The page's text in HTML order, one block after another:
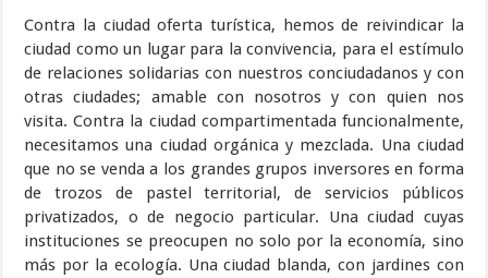
Contra la ciudad oferta turística, hemos de reivindicar la
ciudad como un lugar para la convivencia, para el estímulo
de relaciones solidarias con nuestros conciudadanos y con
otras ciudades; amable con nosotros y con quien nos
visita. Contra la ciudad compartimentada funcionalmente,
necesitamos una ciudad orgánica y mezclada. Una ciudad
que no se venda a los grandes grupos inversores en forma
de trozos de pastel territorial, de servicios públicos
privatizados, o de negocio particular. Una ciudad cuyas
instituciones se preocupen no solo por la economía, sino
más por la ecología. Una ciudad blanda, con jardines con